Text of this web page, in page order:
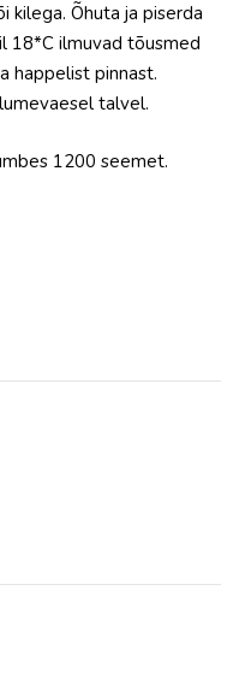
kilega. Õhuta ja piserda
18*C ilmuvad tõusmed
happelist pinnast.
talvel.
1200 seemet.